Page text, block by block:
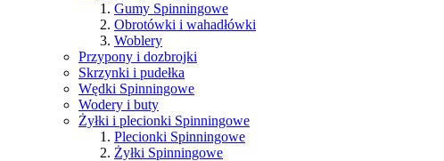
Gumy Spinningowe
Obrotówki i wahadłówki
Woblery
Przypony i dozbrojki
Skrzynki i pudełka
Wędki Spinningowe
Wodery i buty
Żyłki i plecionki Spinningowe
Plecionki Spinningowe
Żyłki Spinningowe